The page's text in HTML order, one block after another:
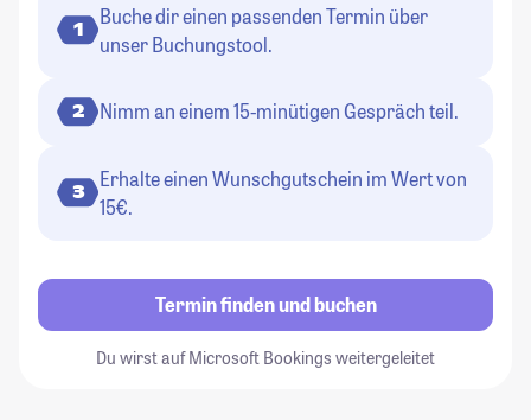
1
Buche dir einen passenden Termin über
unser Buchungstool.
2 Nimm an einem 15-minütigen Gespräch teil.
3
Erhalte einen Wunschgutschein im Wert von
15€.
Termin finden und buchen
Du wirst auf Microsoft Bookings weitergeleitet